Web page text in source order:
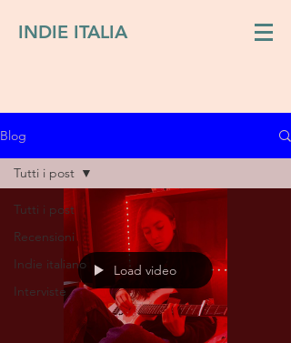
INDIE ITALIA
Blog
Tutti i post
Recensioni
Indie italiano
Interviste
Tutti i post
Load video